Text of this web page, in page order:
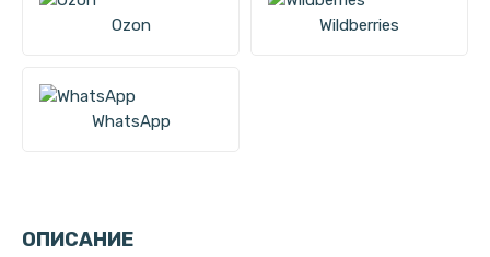
Ozon Wildberries
WhatsApp
ОПИСАНИЕ